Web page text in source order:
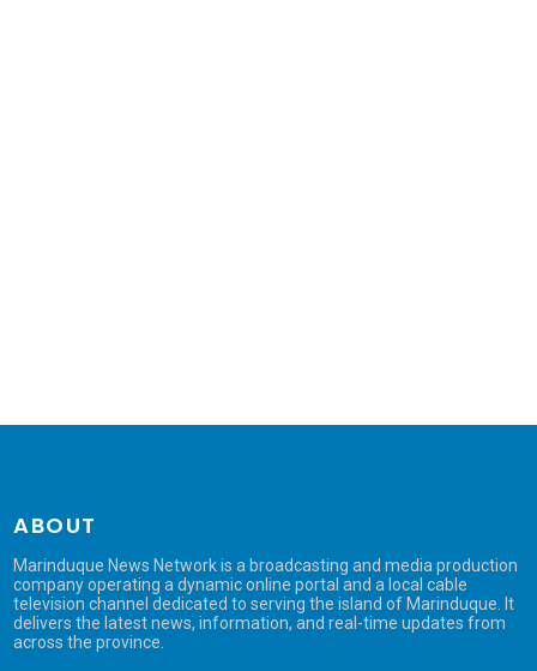
ABOUT
Marinduque News Network is a broadcasting and media production
company operating a dynamic online portal and a local cable
television channel dedicated to serving the island of Marinduque. It
delivers the latest news, information, and real-time updates from
across the province.